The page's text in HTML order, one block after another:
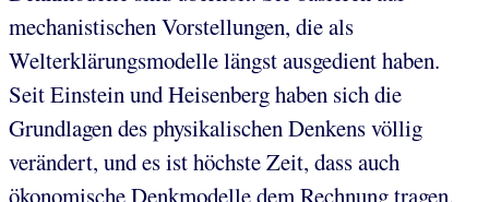
mechanistischen Vorstellungen, die als
Welterklärungsmodelle längst ausgedient haben.
Seit Einstein und Heisenberg haben sich die
Grundlagen des physikalischen Denkens völlig
verändert, und es ist höchste Zeit, dass auch
ökonomische Denkmodelle dem Rechnung tragen.